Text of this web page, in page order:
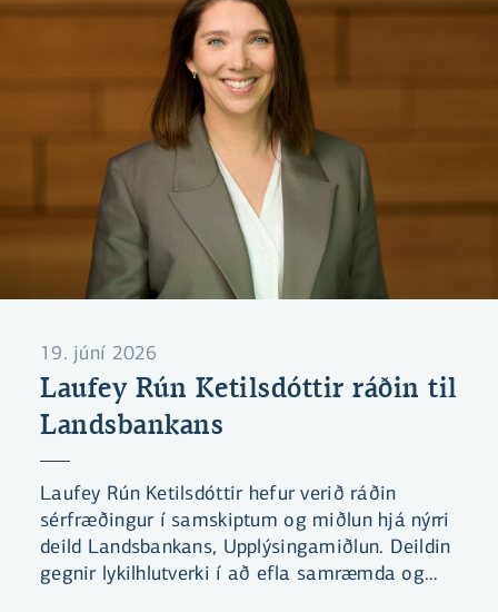
19. júní 2026
Laufey Rún Ketilsdóttir ráðin til
Landsbankans
Laufey Rún Ketilsdóttir hefur verið ráðin
sérfræðingur í samskiptum og miðlun hjá nýrri
deild Landsbankans, Upplýsingamiðlun. Deildin
gegnir lykilhlutverki í að efla samræmda og